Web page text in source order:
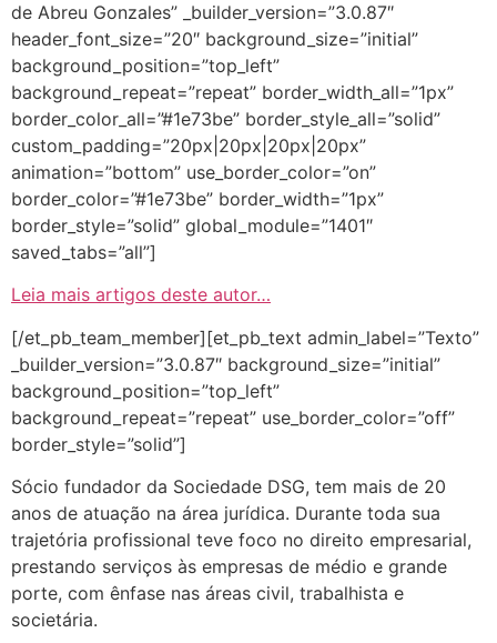
de Abreu Gonzales” _builder_version=”3.0.87″
header_font_size=”20″ background_size=”initial”
background_position=”top_left”
background_repeat=”repeat” border_width_all=”1px”
border_color_all=”#1e73be” border_style_all=”solid”
custom_padding=”20px|20px|20px|20px”
animation=”bottom” use_border_color=”on”
border_color=”#1e73be” border_width=”1px”
border_style=”solid” global_module=”1401″
saved_tabs=”all”]
Leia mais artigos deste autor…
[/et_pb_team_member][et_pb_text admin_label=”Texto”
_builder_version=”3.0.87″ background_size=”initial”
background_position=”top_left”
background_repeat=”repeat” use_border_color=”off”
border_style=”solid”]
Sócio fundador da Sociedade DSG, tem mais de 20
anos de atuação na área jurídica. Durante toda sua
trajetória profissional teve foco no direito empresarial,
prestando serviços às empresas de médio e grande
porte, com ênfase nas áreas civil, trabalhista e
societária.